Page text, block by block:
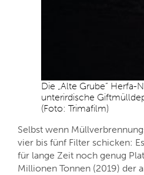
Die „Alte Grube“ Herfa-
unterirdische
(Foto: Trimafilm)
Selbst wenn
vier bis fünf Filter schicken:
für lange Zeit noch genug
Millionen Tonnen (2019) der